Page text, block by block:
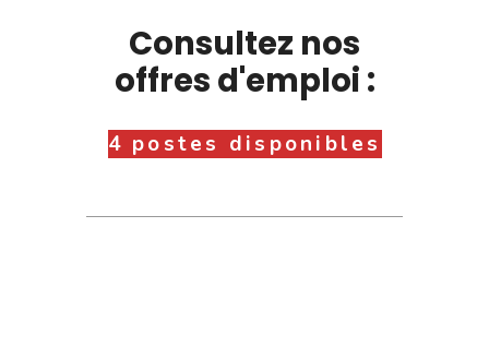
Consultez nos
offres d'emploi :
4 postes disponibles